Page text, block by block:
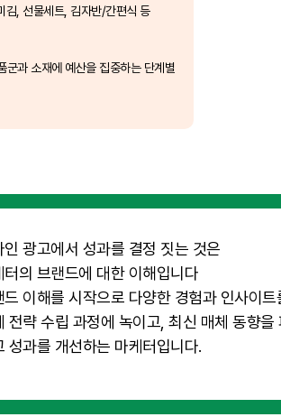
김, 선물세트, 김자반/간편식 등
과 소재에 예산을 집중하는 단계별
인 광고에서 성과를 결정 짓는 것은
터의 브랜드에 대한 이해입니다
드 이해를 시작으로 다양한 경험과 인사이트
전략 수립 과정에 녹이고, 최신 매체 동향을
성과를 개선하는 마케터입니다.